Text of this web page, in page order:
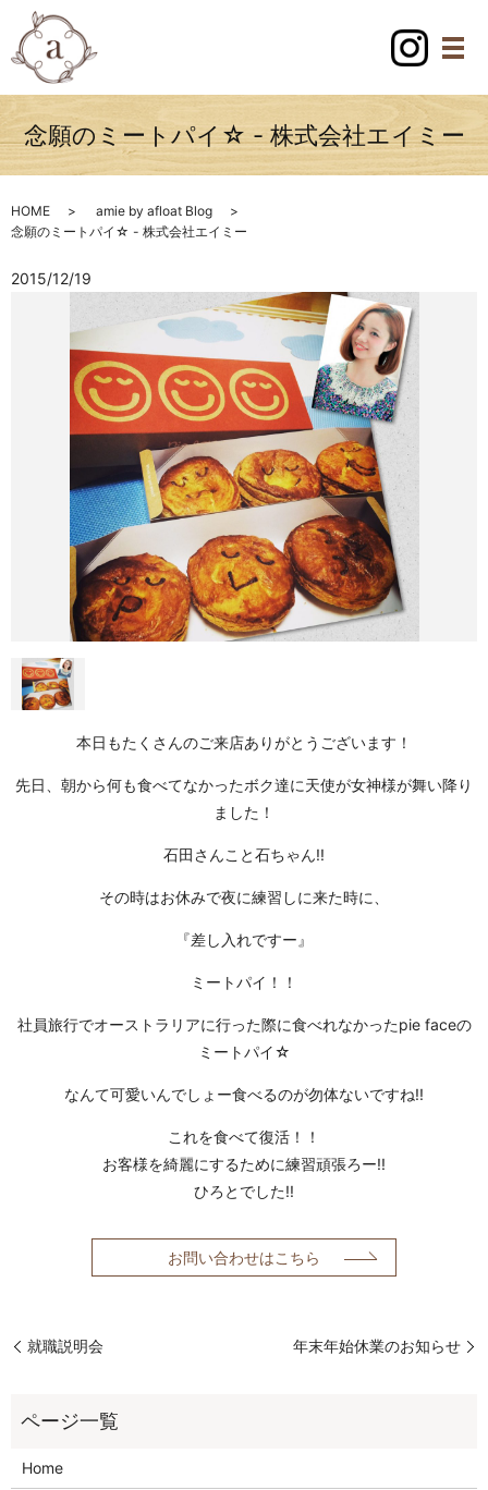
念願のミートパイ☆ - 株式会社エイミー
HOME
amie by afloat Blog
念願のミートパイ☆ - 株式会社エイミー
2015/12/19
本日もたくさんのご来店ありがとうございます！
先日、朝から何も食べてなかったボク達に天使が女神様が舞い降り
ました！
石田さんこと石ちゃん!!
その時はお休みで夜に練習しに来た時に、
『差し入れですー』
ミートパイ！！
社員旅行でオーストラリアに行った際に食べれなかったpie faceの
ミートパイ☆
なんて可愛いんでしょー食べるのが勿体ないですね!!
これを食べて復活！！
お客様を綺麗にするために練習頑張ろー!!
ひろとでした!!
お問い合わせはこちら
就職説明会 年末年始休業のお知らせ
Home